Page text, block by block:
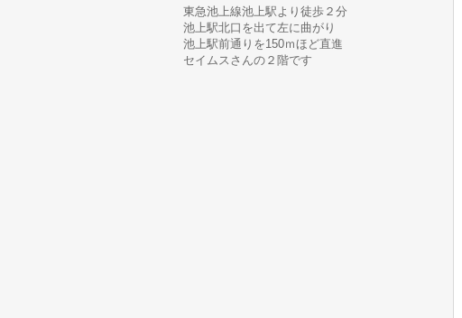
東急池上線池上駅より徒歩２分
池上駅北口を出て左に曲がり
池上駅前通りを150ｍほど直進
セイムスさんの２階です